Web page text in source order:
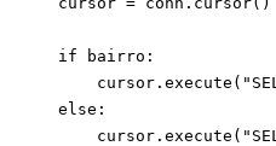
    if bairro:
    else: